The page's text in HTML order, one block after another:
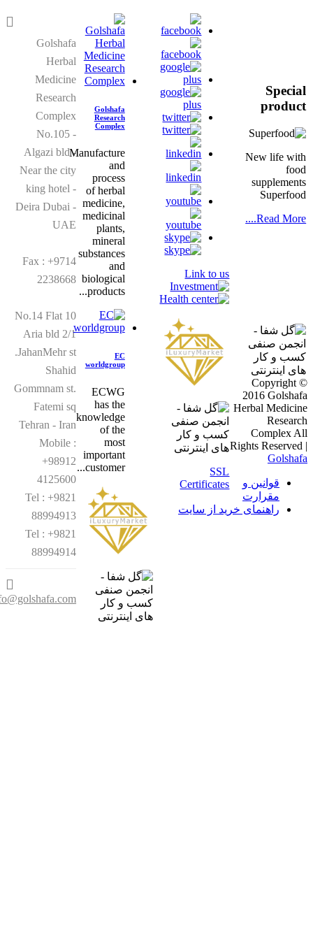
Golshafa
Herbal
Medicine
Research
Complex
No.105 -
Algazi bld -
Near the city
king hotel -
Deira Dubai -
UAE
Fax : +9714
2238668
No.14 Flat 10
Aria bld 2/1
JahanMehr st.
Shahid
Gommnam st.
Fatemi sq
Tehran - Iran
Mobile :
+98912
4125600
Tel : +9821
88994913
Tel : +9821
88994914
info@golshafa.com
Golshafa
Research
Complex
Manufacture
process
of herbal
medicine,
medicinal
plants,
mineral
substances
biological
products...
worldgroup
ECWG
has the
knowledge
of the
important
customer...
Link to us
Certificates
New life
Read
2016
Herbal
Rights
قوانین و
مقرارت
راهنمای خرید از سایت